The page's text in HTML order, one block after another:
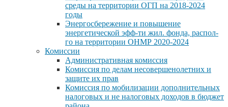
среды на территории ОГП на 2018-2024
годы
Энергосбережение и повышение
энергетической эфф-ти жил. фонда, распол-
го на территории ОНМР 2020-2024
Комиссии
Административная комиссия
Комиссия по делам несовершенолетних и
защите их прав
Комиссия по мобилизации дополнительных
налоговых и не налоговых доходов в бюджет